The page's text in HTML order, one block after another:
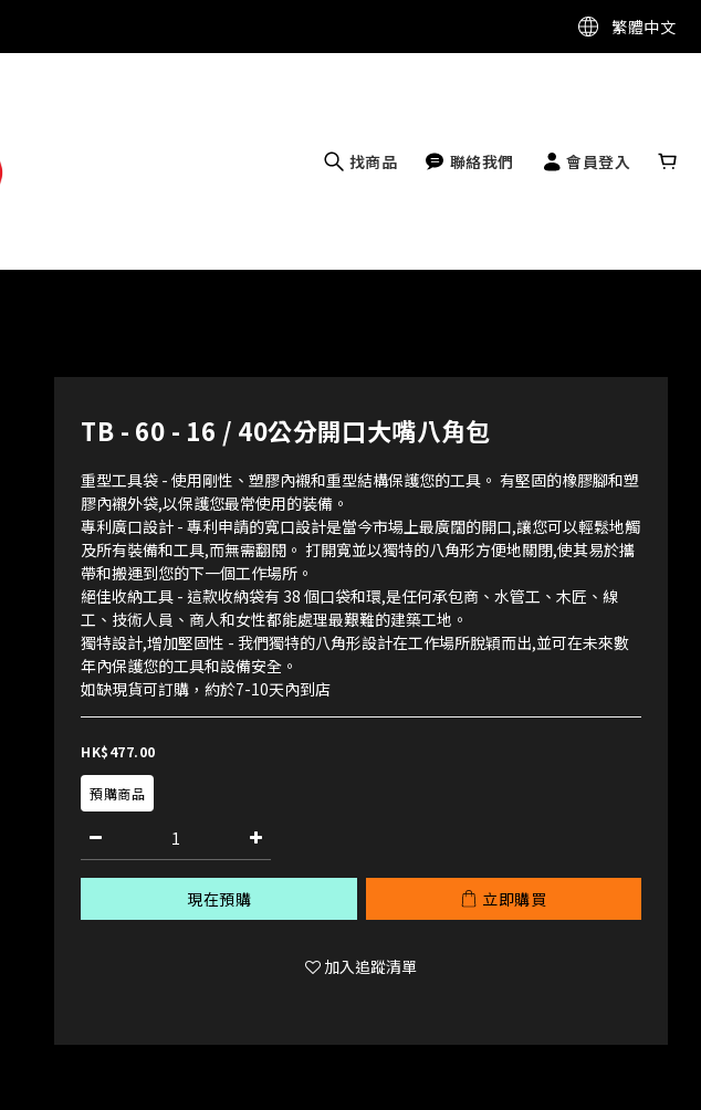
繁體中文
找商品 聯絡我們 會員登入
TB - 60 - 16 / 40公分開口大嘴八角包
重型工具袋 - 使用剛性、塑膠內襯和重型結構保護您的工具。 有堅固的橡膠腳和塑
膠內襯外袋,以保護您最常使用的裝備。 ​
專利廣口設計 - 專利申請的寬口設計是當今市場上最廣闊的開口,讓您可以輕鬆地觸
及所有裝備和工具,而無需翻閱。 打開寬並以獨特的八角形方便地關閉,使其易於攜
帶和搬運到您的下一個工作場所。 ​
絕佳收納工具 - 這款收納袋有 38 個口袋和環,是任何承包商、水管工、木匠、線
工、技術人員、商人和女性都能處理最艱難的建築工地。
獨特設計,增加堅固性 - 我們獨特的八角形設計在工作場所脫穎而出,並可在未來數
年內保護您的工具和設備安全。
如缺現貨可訂購，約於7-10天內到店
HK$477.00
預購商品
現在預購 立即購買
加入追蹤清單